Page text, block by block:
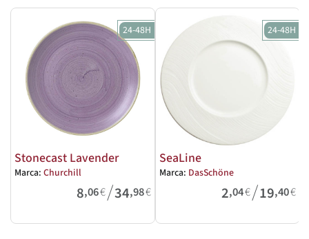
24-48H
Stonecast Lavender
Marca: Churchill
8,06€/34,98€
24-48H
SeaLine
Marca: DasSchöne
2,04€/19,40€